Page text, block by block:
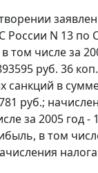
N 13 по
числе за
руб. 36
в
руб.;
за 2005 год -
в том